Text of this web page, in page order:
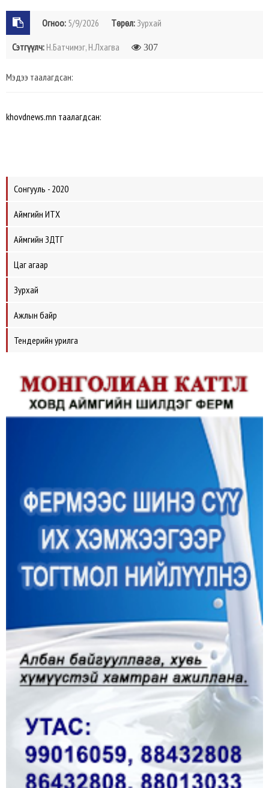
Огноо: 5/9/2026 Төрөл:Зурхай
Сэтгүүлч: Н.Батчимэг, Н.Лхагва 307
Мэдээ таалагдсан:
khovdnews.mn таалагдсан:
Сонгууль - 2020
Аймгийн ИТХ
Аймгийн ЗДТГ
Цаг агаар
Зурхай
Ажлын байр
Тендерийн урилга